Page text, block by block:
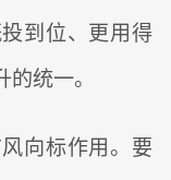
到位、更用得
统一。
向标作用。要